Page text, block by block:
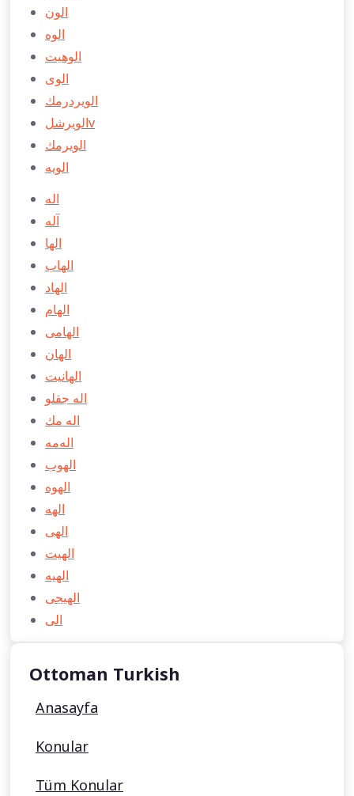
الون
الوه
الوهيت
الوی
الويردرمك
الويرشلv
الويرمك
الويه
اله
آله
الها
الهاب
الهاد
الهام
الهامی
الهان
الهانيت
اله جقلو
اله مك
اله‌مه
الهوب
الهوه
الهه
الهی
الهيت
الهيه
الهیجی
الی
Ottoman Turkish
Anasayfa
Konular
Tüm Konular